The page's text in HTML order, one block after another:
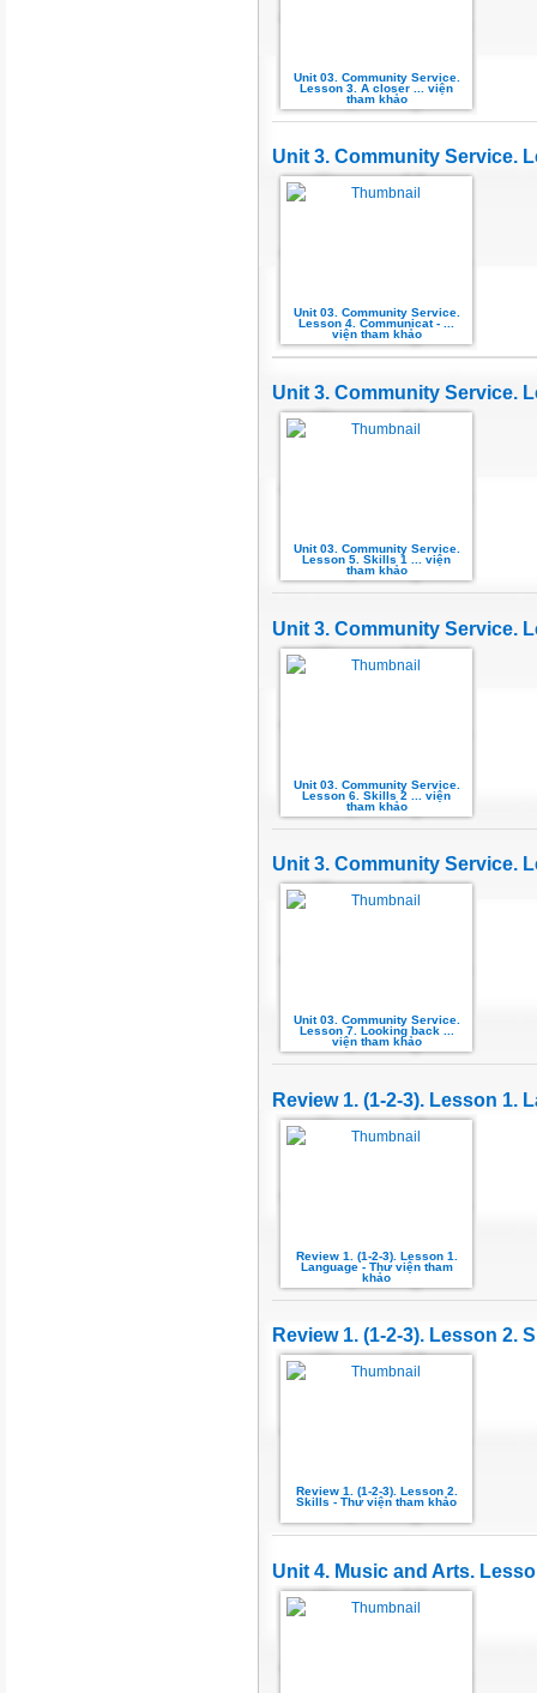
Unit 03. Community Service.
Lesson 3. A closer ... viện
tham khảo
Unit 3. Community Service.
Unit 03. Community Service.
Lesson 4. Communicat - ...
viện tham khảo
Unit 3. Community Service.
Unit 03. Community Service.
Lesson 5. Skills 1 ... viện
tham khảo
Unit 3. Community Service.
Unit 03. Community Service.
Lesson 6. Skills 2 ... viện
tham khảo
Unit 3. Community Service.
Unit 03. Community Service.
Lesson 7. Looking back ...
viện tham khảo
Review 1. (1-2-3). Lesson 1.
Review 1. (1-2-3). Lesson 1.
Language - Thư viện tham
khảo
Review 1. (1-2-3). Lesson 2.
Review 1. (1-2-3). Lesson 2.
Skills - Thư viện tham khảo
Unit 4. Music and Arts.